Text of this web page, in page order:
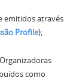
emitidos através
Profile);
como